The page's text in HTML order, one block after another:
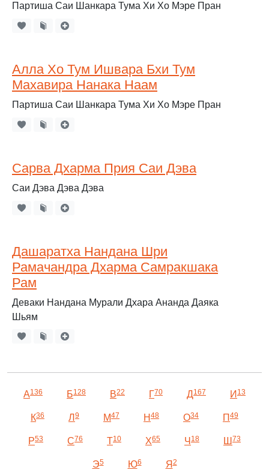
Партиша Саи Шанкара Тума Хи Хо Мэре Пран
Алла Хо Тум Ишвара Бхи Тум
Махавира Нанака Наам
Партиша Саи Шанкара Тума Хи Хо Мэре Пран
Сарва Дхарма Прия Саи Дэва
Саи Дэва Дэва Дэва
Дашаратха Нандана Шри
Рамачандра Дхарма Самракшака
Рам
Деваки Нандана Мурали Дхара Ананда Даяка
Шьям
А136 Б128 В22 Г70 Д167 И 13
К36 Л 9 М47 Н 48 О34 П 49
Р53 С76 Т10 Х65 Ч 18 Ш 73
Э5 Ю6 Я2